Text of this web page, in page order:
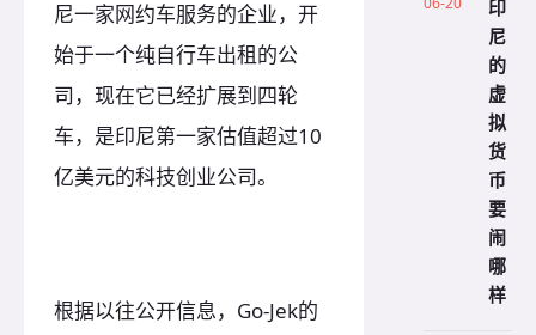
尼一家网约车服务的企业，开
始于一个纯自行车出租的公
司，现在它已经扩展到四轮
车，是印尼第一家估值超过10
亿美元的科技创业公司。
根据以往公开信息，Go-Jek的
印
尼
的
虚
拟
货
币
要
闹
哪
样